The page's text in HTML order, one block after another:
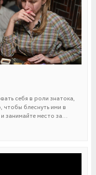
себя в роли знатока,
чтобы блеснуть ими в
занимайте место за
игры «Шейкер